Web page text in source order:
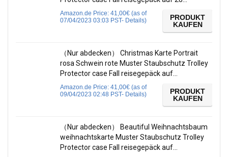
Amazon.de Price: 41,00€ (as of
07/04/2023 03:03 PST- Details)
PRODUKT
KAUFEN
（Nur abdecken） Christmas Karte Portrait
rosa Schwein rote Muster Staubschutz Trolley
Protector case Fall reisegepäck auf…
Amazon.de Price: 41,00€ (as of
09/04/2023 02:48 PST- Details)
PRODUKT
KAUFEN
（Nur abdecken） Beautiful Weihnachtsbaum
weihnachtskarte Muster Staubschutz Trolley
Protector case Fall reisegepäck auf…